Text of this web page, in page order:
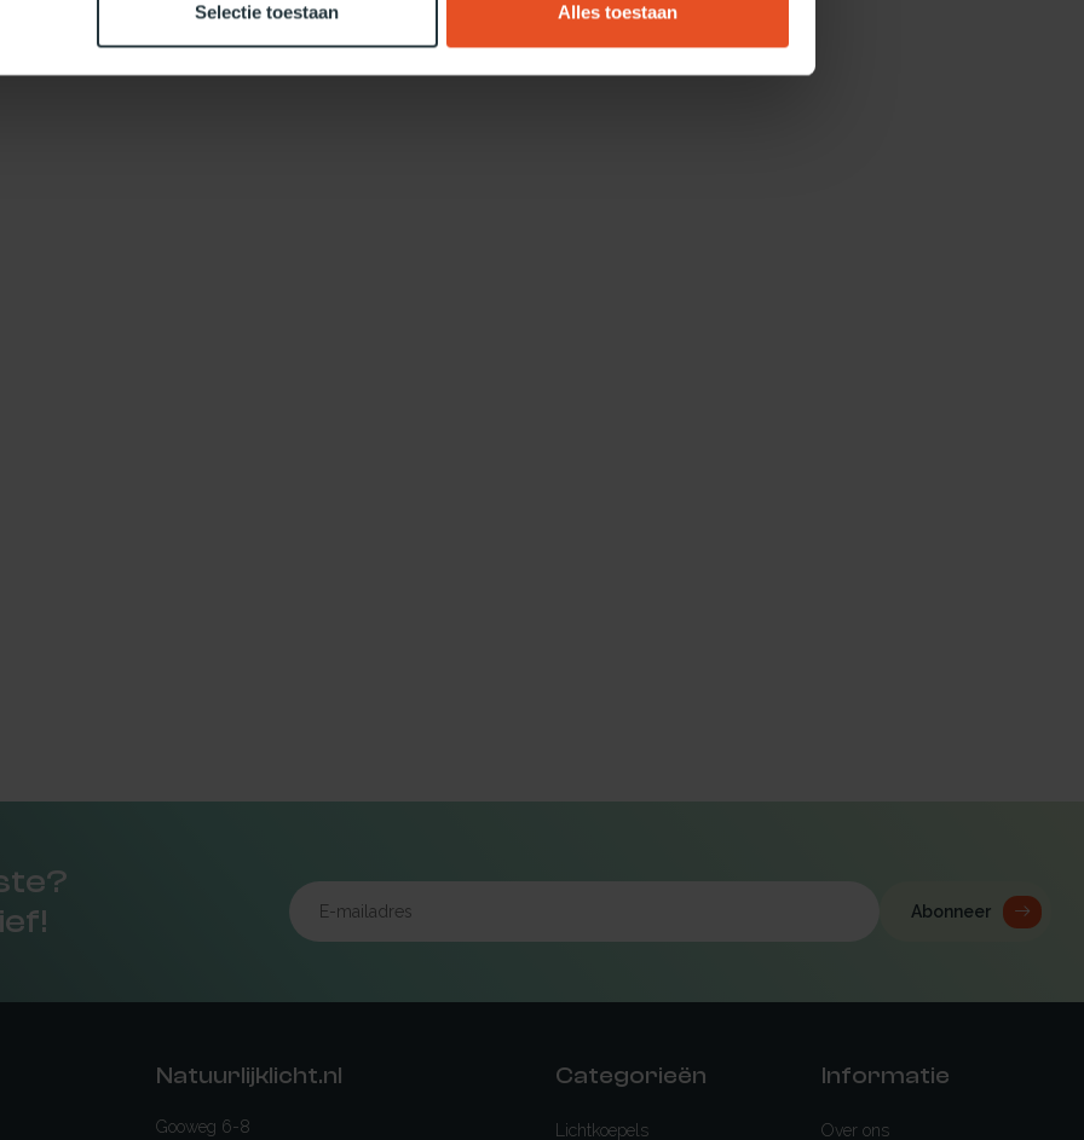
Selectie toestaan Alles toestaan
Abonneer
Natuurlijklicht.nl
Gooweg 6-8
Categorieën
Lichtkoepels
Informatie
Over ons